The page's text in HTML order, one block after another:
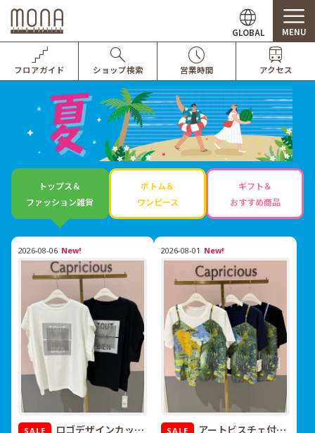
MENU
GLOBAL
フロアガイド ショップ検索 営業時間 アクセス
トップス＆
ファッション雑貨
ボトム＆
ワンピース
ギフト＆
おすすめ商品
2026-08-06 New!
SALE ロゴデザインカットソース
2026-08-01 New!
SALE アートビスチェ付カットソー